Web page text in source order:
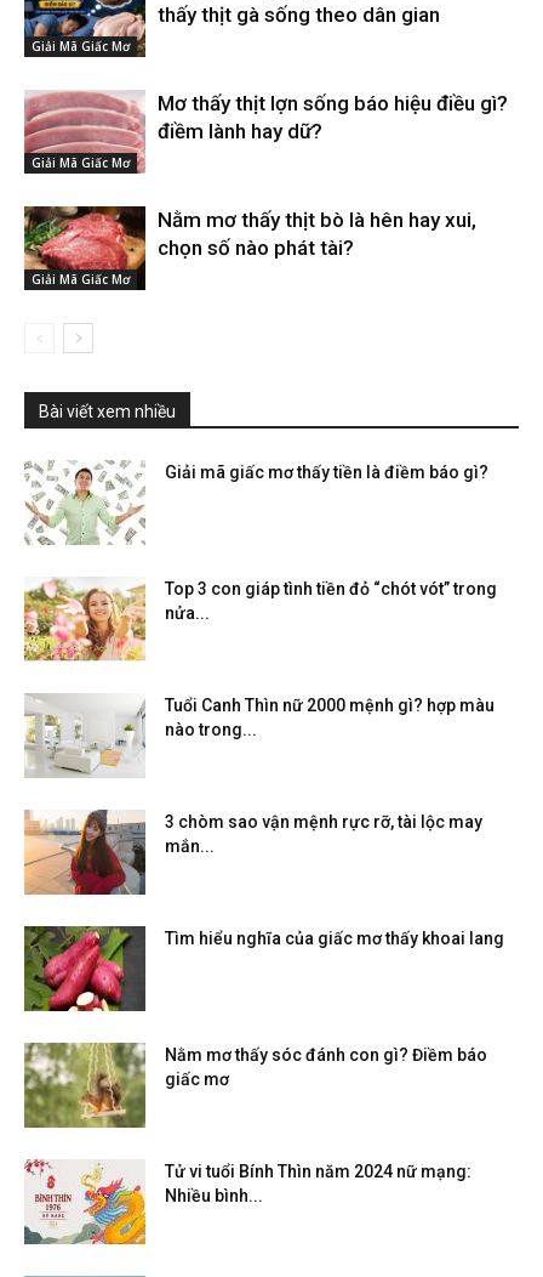
Giải Mã Giấc Mơ
thấy thịt gà sống theo dân gian
Giải Mã Giấc Mơ
Mơ thấy thịt lợn sống báo hiệu điều gì?
điềm lành hay dữ?
Giải Mã Giấc Mơ
Nằm mơ thấy thịt bò là hên hay xui,
chọn số nào phát tài?
Bài viết xem nhiều
Giải mã giấc mơ thấy tiền là điềm báo gì?
Top 3 con giáp tình tiền đỏ “chót vót” trong
nửa...
Tuổi Canh Thìn nữ 2000 mệnh gì? hợp màu
nào trong...
3 chòm sao vận mệnh rực rỡ, tài lộc may
mắn...
Tìm hiểu nghĩa của giấc mơ thấy khoai lang
Nằm mơ thấy sóc đánh con gì? Điềm báo
giấc mơ
Tử vi tuổi Bính Thìn năm 2024 nữ mạng:
Nhiều bình...